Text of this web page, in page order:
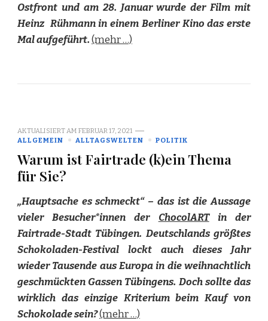
Ostfront und am 28. Januar wurde der Film mit
Heinz Rühmann in einem Berliner Kino das erste
Mal aufgeführt.(mehr …)
AKTUALISIERT AM FEBRUAR 17, 2021
ALLGEMEIN
ALLTAGSWELTEN POLITIK
Warum ist Fairtrade (k)ein Thema
für Sie?
„Hauptsache es schmeckt“ – das ist die Aussage
vieler Besucher*innen der ChocolARTin der
Fairtrade-Stadt Tübingen. Deutschlands größtes
Schokoladen-Festival lockt auch dieses Jahr
wieder Tausende aus Europa in die weihnachtlich
geschmückten Gassen Tübingens. Doch sollte das
wirklich das einzige Kriterium beim Kauf von
Schokolade sein?(mehr …)